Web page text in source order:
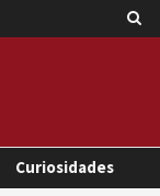
Curiosidades